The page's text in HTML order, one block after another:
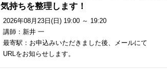
気持ちを整理します！
2026年08月23日(日) 19:00 ～ 19:20
講師：新井 一
最寄駅：お申込みいただきました後、メールにて
URLをお知らせします。